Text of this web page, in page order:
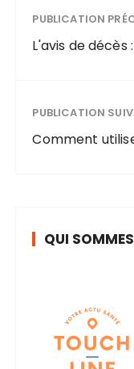
plantes
PUBLICATION
L'avis de
PUBLICATION
Comment
QUI